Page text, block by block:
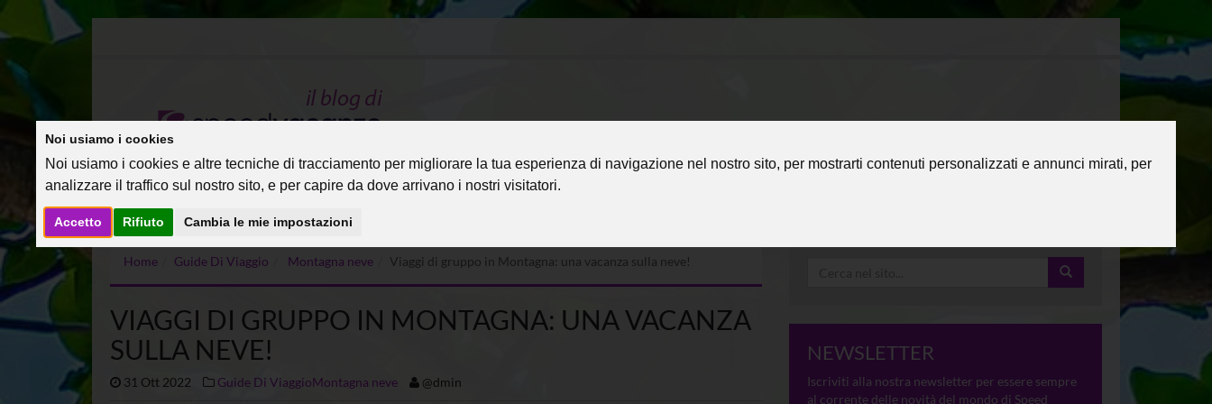
Noi usiamo i cookies
Noi usiamo i cookies e altre tecniche di tracciamento per migliorare la tua esperienza di navigazione nel nostro sito, per mostrarti contenuti personalizzati e annunci mirati, per
analizzare il traffico sul nostro sito, e per capire da dove arrivano i nostri visitatori.
Accetto Rifiuto Cambia le mie impostazioni
Home Guide Di Viaggio Montagna neve Viaggi di gruppo in Montagna: una vacanza sulla neve!
VIAGGI DI GRUPPO IN MONTAGNA: UNA VACANZA
SULLA NEVE!
31 Ott 2022 Guide Di ViaggioMontagna neve @dmin
NEWSLETTER
Iscriviti alla nostra newsletter per essere sempre
al corrente delle novità del mondo di Speed